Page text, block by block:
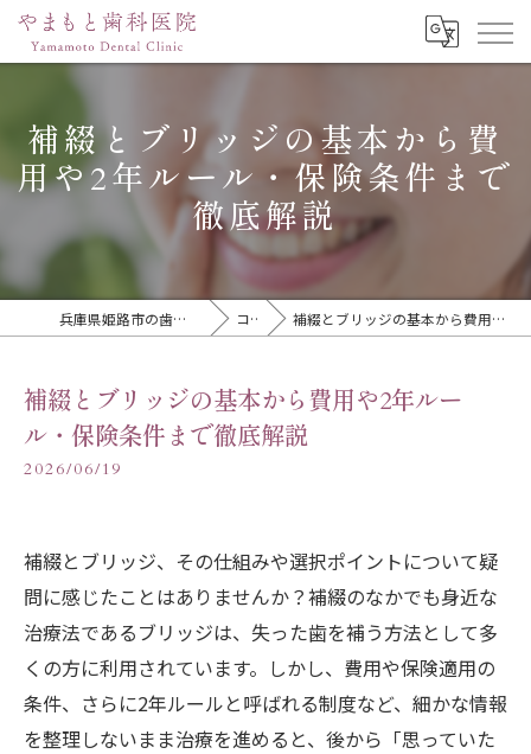
補綴とブリッジの基本から費
用や2年ルール・保険条件まで
徹底解説
兵庫県姫路市の歯医者ならやまもと歯科医院 コラム 補綴とブリッジの基本から費用や2年ルール・保険条件まで徹底解説
補綴とブリッジの基本から費用や2年ルー
ル・保険条件まで徹底解説
2026/06/19
補綴とブリッジ、その仕組みや選択ポイントについて疑
問に感じたことはありませんか？補綴のなかでも身近な
治療法であるブリッジは、失った歯を補う方法として多
くの方に利用されています。しかし、費用や保険適用の
条件、さらに2年ルールと呼ばれる制度など、細かな情報
を整理しないまま治療を進めると、後から「思っていた